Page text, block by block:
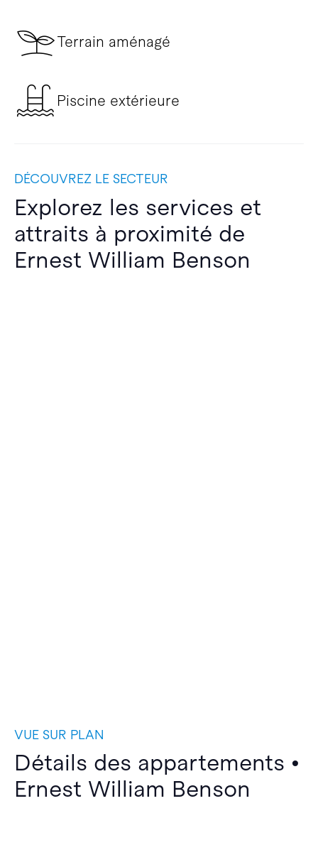
Terrain aménagé
Piscine extérieure
DÉCOUVREZ LE SECTEUR
Explorez les services et
attraits à proximité de
Ernest William Benson
VUE SUR PLAN
Détails des appartements •
Ernest William Benson